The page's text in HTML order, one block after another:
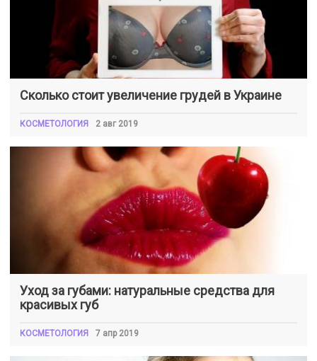
Сколько стоит увеличение грудей в Украине
КОСМЕТОЛОГИЯ 2 авг 2019
Уход за губами: натуральные средства для
красивых губ
КОСМЕТОЛОГИЯ 7 апр 2019